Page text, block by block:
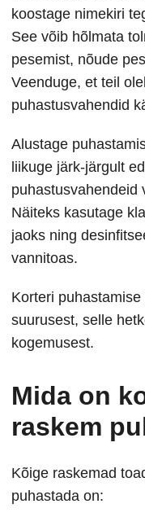
koostage nimekiri
See võib hõlmata
pesemist, nõude
Veenduge, et teil
puhastusvahendid
Alustage
liikuge järk-järgult
puhastusvahendeid
Näiteks kasutage
jaoks ning
vannitoas.
Korteri
suurusest, selle
kogemusest.
Mida on
raskem
Kõige raskemad
puhastada on: